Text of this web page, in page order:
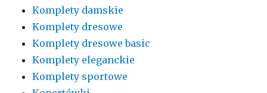
Komplety damskie
Komplety dresowe
Komplety dresowe basic
Komplety eleganckie
Komplety sportowe